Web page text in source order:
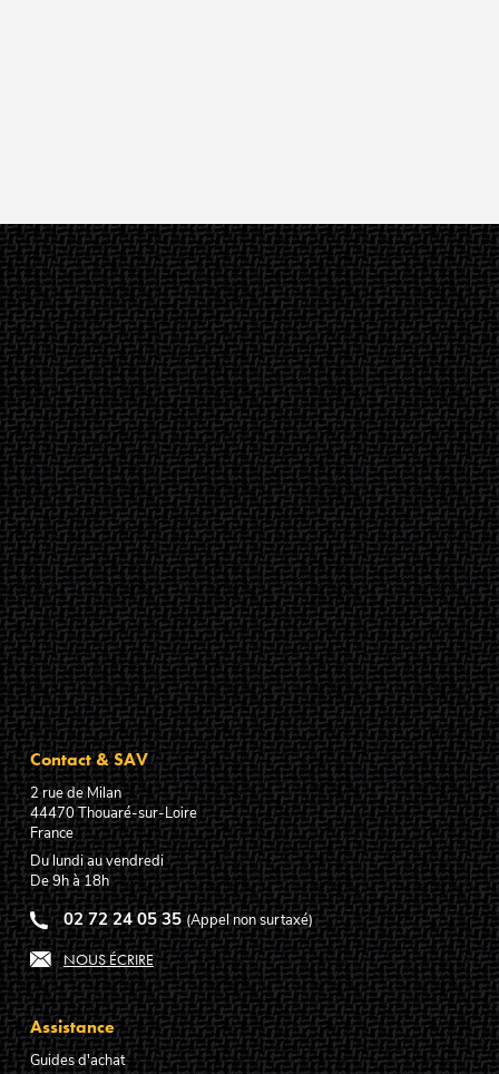
Contact & SAV
2 rue de Milan
44470Thouaré-sur-Loire
France
Du lundi au vendredi
De 9h à 18h
02 72 24 05 35 (Appel non surtaxé)
NOUS ÉCRIRE
Assistance
Guides d'achat